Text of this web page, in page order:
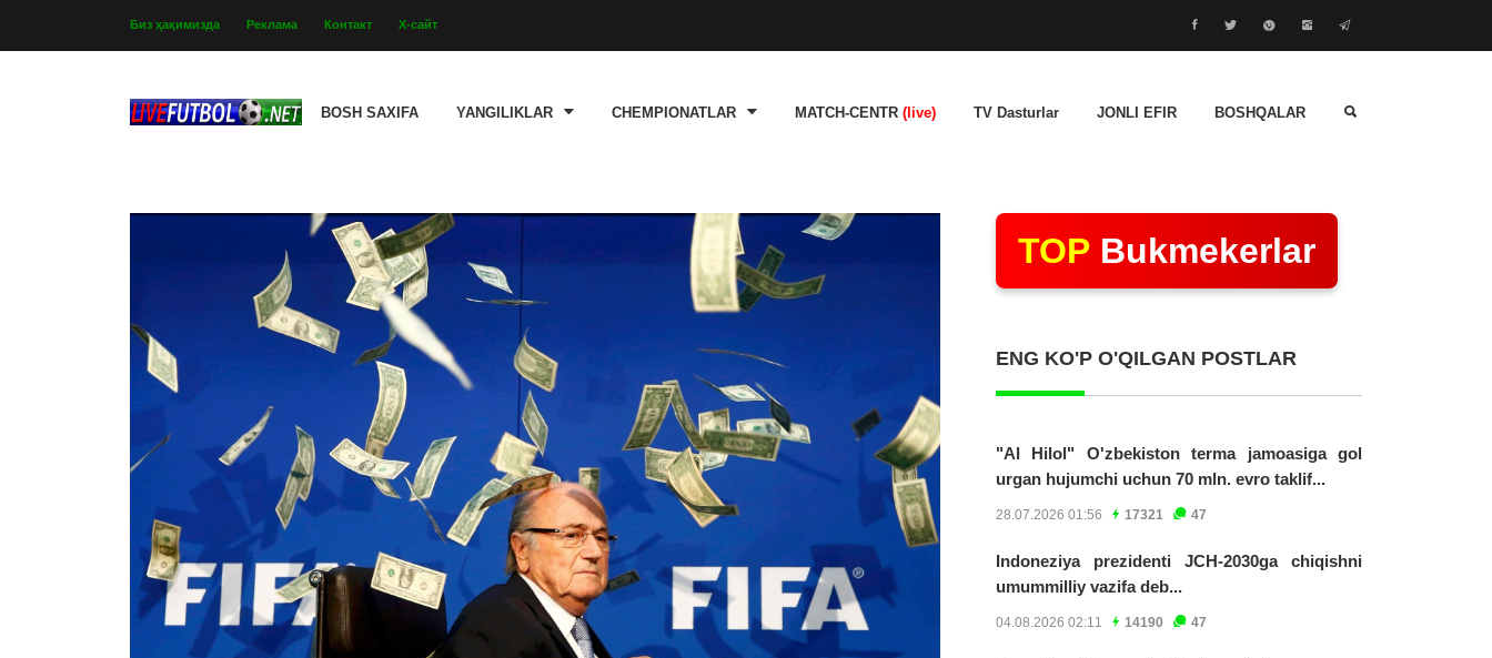
Биз ҳақимизда Реклама Контакт Х-сайт
BOSH SAXIFA YANGILIKLAR CHEMPIONATLAR MATCH-CENTR (live) TV Dasturlar JONLI EFIR BOSHQALAR
TOP Bukmekerlar
ENG KO'P O'QILGAN POSTLAR
"Al Hilol" O'zbekiston terma jamoasiga gol
urgan hujumchi uchun 70 mln. evro taklif...
28.07.2026 01:56 17321 47
Indoneziya prezidenti JCH-2030ga chiqishni
umummilliy vazifa deb...
04.08.2026 02:11 14190 47